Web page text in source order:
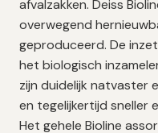
afvalzakken. Deiss
overwegend
geproduceerd. De
het biologisch
zijn duidelijk natvaster
en tegelijkertijd sneller
Het gehele Bioline